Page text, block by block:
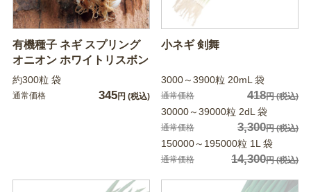
有機種子 ネギ スプリング
オニオン ホワイトリスボン
約300粒 袋
通常価格 345円 (税込)
小ネギ 剣舞
3000～3900粒 20mL 袋
通常価格 418円(税込)
30000～39000粒 2dL 袋
通常価格 3,300円(税込)
150000～195000粒 1L 袋
通常価格 14,300円(税込)